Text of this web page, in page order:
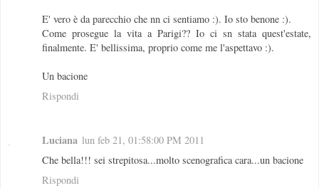
E' vero è da parecchio che nn ci sentiamo :). Io sto benone :).
Come prosegue la vita a Parigi?? Io ci sn stata quest'estate,
finalmente. E' bellissima, proprio come me l'aspettavo :).
Un bacione
Rispondi
Luciana lun feb 21, 01:58:00 PM 2011
Che bella!!! sei strepitosa...molto scenografica cara...un bacione
Rispondi